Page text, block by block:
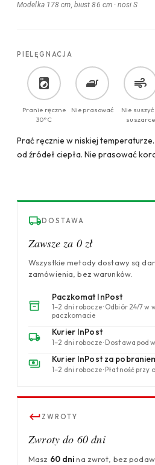
Modelka 178 cm, biust 86 cm ·nosi S
PIELĘGNACJA
Pranie ręczne
30°C
Nie prasować
Nie suszyć
suszarce
Prać ręcznie w niskiej
od źródeł ciepła. Nie prasować
DOSTAWA
Zawsze za 0 zł
Wszystkie metody dostawy są
zamówienia, bez warunków.
Paczkomat InPost
1–2 dni robocze · Odbiór 24/7 w
paczkomacie
Kurier InPost
1–2 dni robocze · Dostawa pod
Kurier InPost za
1–2 dni robocze · Płatność przy
ZWROTY
Zwroty do 60 dni
Masz 60 dnina zwrot, bez